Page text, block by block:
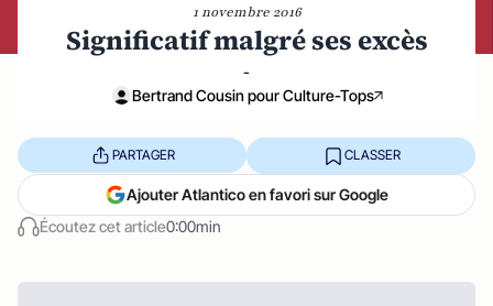
1 novembre 2016
Significatif malgré ses excès
-
Bertrand Cousin pour Culture-Tops
Écoutez cet article0:00min
PARTAGER CLASSER
Ajouter Atlantico en favori sur Google